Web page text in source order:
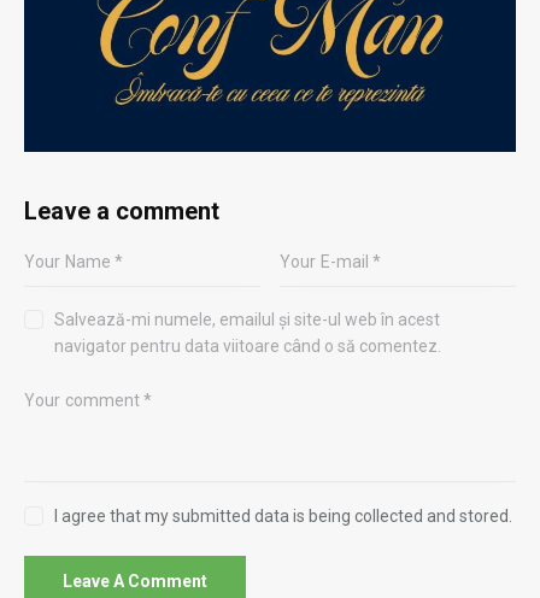
Leave a comment
Salvează-mi numele, emailul și site-ul web în acest
navigator pentru data viitoare când o să comentez.
I agree that my submitted data is being collected and stored.